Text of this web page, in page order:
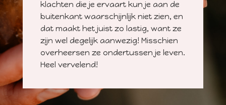
klachten die je ervaart kun je aan de
buitenkant waarschijnlijk niet zien, en
dat maakt het juist zo lastig, want ze
zijn wel degelijk aanwezig! Misschien
overheersen ze ondertussen je leven.
Heel vervelend!